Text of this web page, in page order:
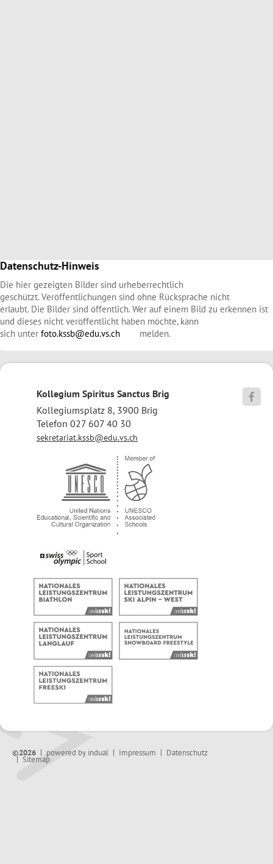
Datenschutz-Hinweis
Die hier gezeigten Bilder sind urheberrechtlich
geschützt. Veröffentlichungen sind ohne Rücksprache nicht
erlaubt. Die Bilder sind öffentlich. Wer auf einem Bild zu erkennen ist
und dieses nicht veröffentlicht haben möchte, kann
sich unter foto.kssb@edu.vs.ch melden.
Kollegium Spiritus Sanctus Brig
Kollegiumsplatz 8, 3900 Brig
Telefon 027 607 40 30
sekretariat.kssb@edu.vs.ch

©2026 powered by indual Impressum Datenschutz
Sitemap